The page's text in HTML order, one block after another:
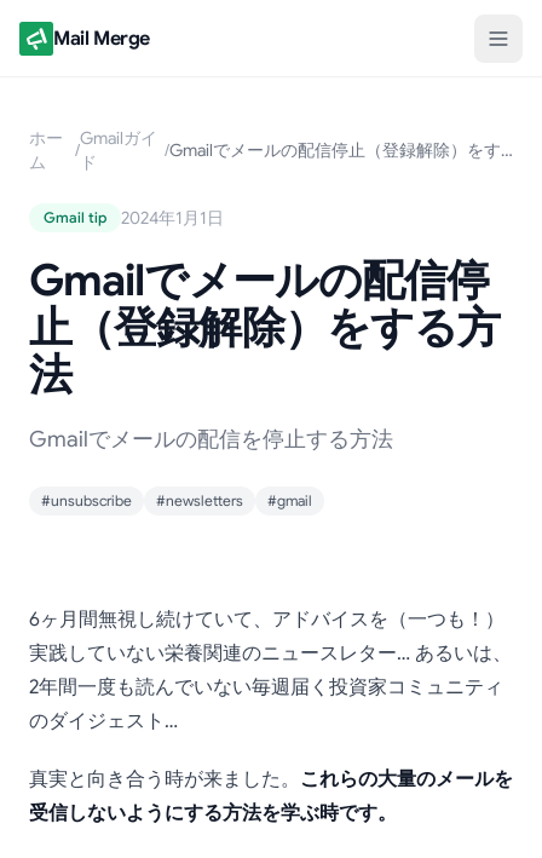
Mail Merge
ホー
ム
/
Gmailガイ
ド
/ Gmailでメールの配信停止（登録解除）をする方法
Gmail tip 2024年1月1日
Gmailでメールの配信停
止（登録解除）をする方
法
Gmailでメールの配信を停止する方法
#unsubscribe #newsletters #gmail
Gmailでメールの配信停
止（登録解除）をする方
法
6ヶ月間無視し続けていて、アドバイスを（一つも！）
実践していない栄養関連のニュースレター… あるいは、
2年間一度も読んでいない毎週届く投資家コミュニティ
のダイジェスト…
真実と向き合う時が来ました。 これらの大量のメールを
受信しないようにする方法を学ぶ時です。